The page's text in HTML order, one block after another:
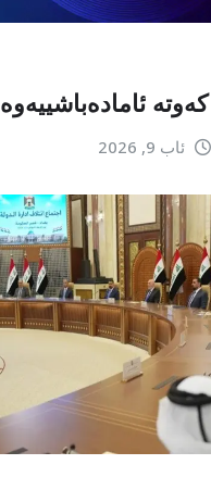
ئامادەباشییەوە
ئاب 9, 2026